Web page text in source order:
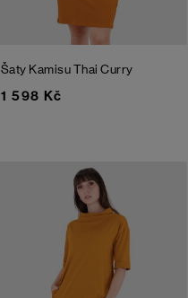
Šaty KamisuThai Curry
1 598 Kč